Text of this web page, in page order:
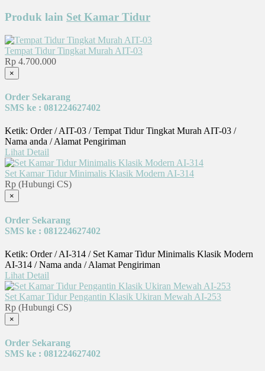
Produk lain Set Kamar Tidur
Tempat Tidur Tingkat Murah AIT-03
Rp 4.700.000
×
Order Sekarang
SMS ke : 081224627402
Ketik: Order / AIT-03 / Tempat Tidur Tingkat Murah AIT-03 /
Nama anda / Alamat Pengiriman
Lihat Detail
Set Kamar Tidur Minimalis Klasik Modern AI-314
Rp (Hubungi CS)
×
Order Sekarang
SMS ke : 081224627402
Ketik: Order / AI-314 / Set Kamar Tidur Minimalis Klasik Modern
AI-314 / Nama anda / Alamat Pengiriman
Lihat Detail
Set Kamar Tidur Pengantin Klasik Ukiran Mewah AI-253
Rp (Hubungi CS)
×
Order Sekarang
SMS ke : 081224627402